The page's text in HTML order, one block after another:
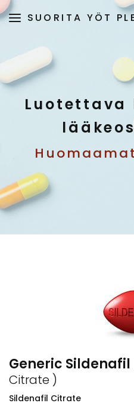
SUORITA YÖT
Luotettava
Generic Sildenafil
Citrate )
Sildenafil Citrate